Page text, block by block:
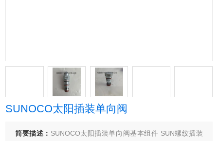
SUNOCO太阳插装单向阀
简要描述： SUNOCO太阳插装单向阀基本组件 SUN螺纹插装